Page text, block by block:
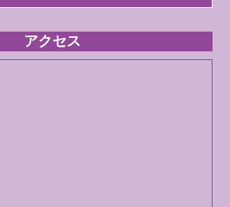
アクセス